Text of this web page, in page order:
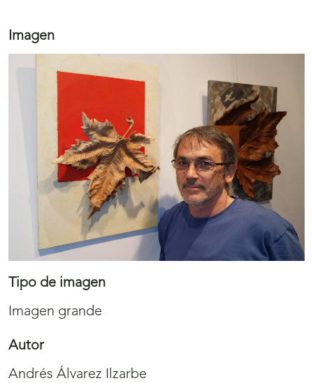
Imagen
Tipo de imagen
Imagen grande
Autor
Andrés Álvarez Ilzarbe